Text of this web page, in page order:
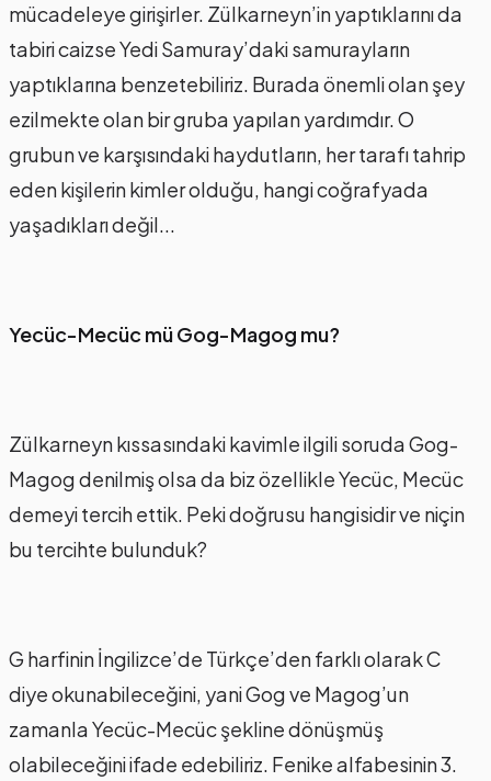
mücadeleye girişirler. Zülkarneyn’in yaptıklarını da
tabiri caizse Yedi Samuray’daki samurayların
yaptıklarına benzetebiliriz. Burada önemli olan şey
ezilmekte olan bir gruba yapılan yardımdır. O
grubun ve karşısındaki haydutların, her tarafı tahrip
eden kişilerin kimler olduğu, hangi coğrafyada
yaşadıkları değil...
Yecüc-Mecüc mü Gog-Magog mu?
Zülkarneyn kıssasındaki kavimle ilgili soruda Gog-
Magog denilmiş olsa da biz özellikle Yecüc, Mecüc
demeyi tercih ettik. Peki doğrusu hangisidir ve niçin
bu tercihte bulunduk?
G harfinin İngilizce’de Türkçe’den farklı olarak C
diye okunabileceğini, yani Gog ve Magog’un
zamanla Yecüc-Mecüc şekline dönüşmüş
olabileceğini ifade edebiliriz. Fenike alfabesinin 3.